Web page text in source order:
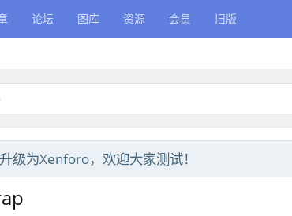
论坛 图库 资源 会员 旧版
级为Xenforo，欢迎大家测试！